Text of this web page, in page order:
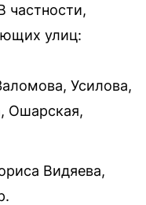
частности,
улиц:
Усилова,
Ошарская,
Видяева,